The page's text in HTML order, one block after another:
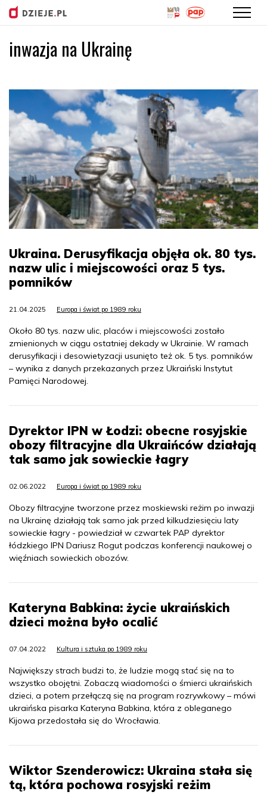
inwazja na Ukrainę
Ukraina. Derusyfikacja objęła ok. 80 tys.
nazw ulic i miejscowości oraz 5 tys.
pomników
21.04.2025 Europa i świat po 1989 roku
Około 80 tys. nazw ulic, placów i miejscowości zostało
zmienionych w ciągu ostatniej dekady w Ukrainie. W ramach
derusyfikacji i desowietyzacji usunięto też ok. 5 tys. pomników
– wynika z danych przekazanych przez Ukraiński Instytut
Pamięci Narodowej.
Dyrektor IPN w Łodzi: obecne rosyjskie
obozy filtracyjne dla Ukraińców działają
tak samo jak sowieckie łagry
02.06.2022 Europa i świat po 1989 roku
Obozy filtracyjne tworzone przez moskiewski reżim po inwazji
na Ukrainę działają tak samo jak przed kilkudziesięciu laty
sowieckie łagry - powiedział w czwartek PAP dyrektor
łódzkiego IPN Dariusz Rogut podczas konferencji naukowej o
więźniach sowieckich obozów.
Kateryna Babkina: życie ukraińskich
dzieci można było ocalić
07.04.2022 Kultura i sztuka po 1989 roku
Największy strach budzi to, że ludzie mogą stać się na to
wszystko obojętni. Zobaczą wiadomości o śmierci ukraińskich
dzieci, a potem przełączą się na program rozrywkowy – mówi
ukraińska pisarka Kateryna Babkina, która z obleganego
Kijowa przedostała się do Wrocławia.
Wiktor Szenderowicz: Ukraina stała się
tą, która pochowa rosyjski reżim